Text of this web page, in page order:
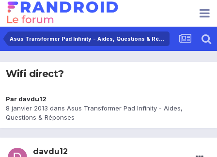
Asus Transformer Pad Infinity - Aides, Questions & Réponses
Wifi direct?
Par davdu12
8 janvier 2013 dans Asus Transformer Pad Infinity - Aides,
Questions & Réponses
davdu12